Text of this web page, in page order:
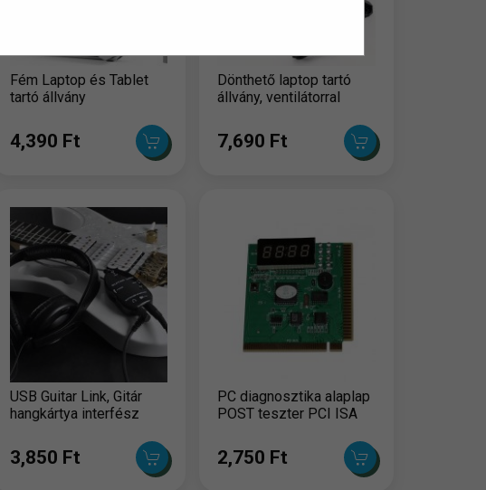
Fém Laptop és Tablet
tartó állvány
4,390 Ft
Dönthető laptop tartó
állvány, ventilátorral
7,690 Ft
USB Guitar Link, Gitár
hangkártya interfész
3,850 Ft
PC diagnosztika alaplap
POST teszter PCI ISA
2,750 Ft